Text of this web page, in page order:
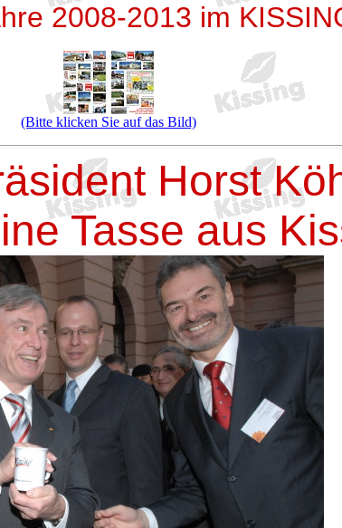
2008-2013 im
(Bitte klicken Sie auf das Bild)
Horst
Tasse aus